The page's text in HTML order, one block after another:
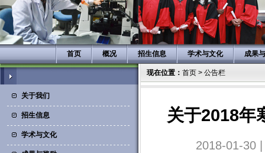
首页 概况 招生信息 学术与文化 成果
关于我们
招生信息
学术与文化
现在位置： 首页 > 公告栏
关于2018年
2018-01-30